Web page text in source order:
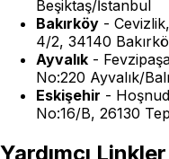
Beşiktaş/İstanbul
Bakırköy -
4/2, 34140
Ayvalık -
No:220 Ayvalık/
Eskişehir -
No:16/B, 26130
Yardımcı Linkler